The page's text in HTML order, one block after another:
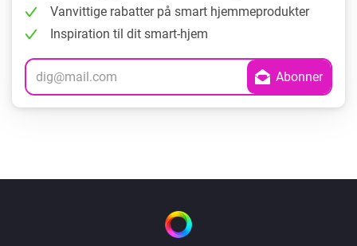
Vanvittige rabatter på smart hjemmeprodukter
Inspiration til dit smart-hjem